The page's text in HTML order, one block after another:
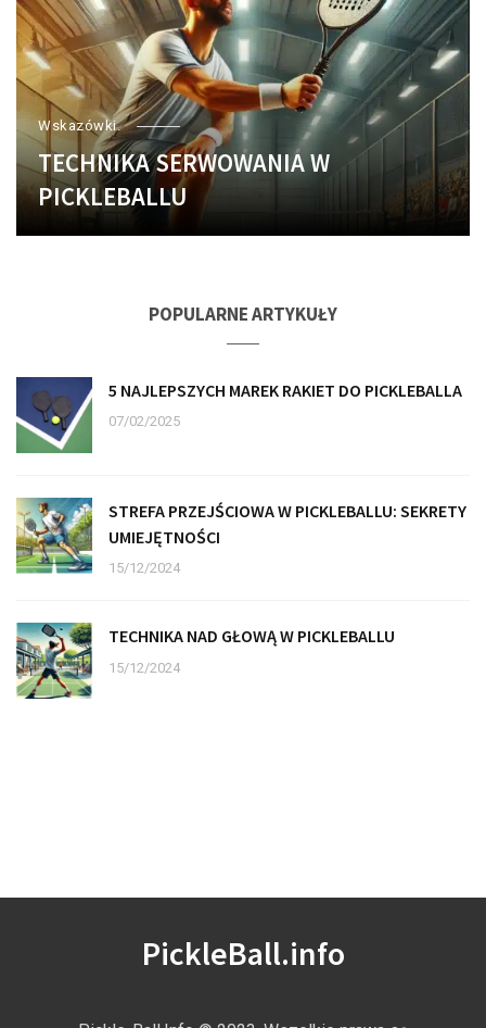
Wskazówki.
TECHNIKA SERWOWANIA W
PICKLEBALLU
POPULARNE ARTYKUŁY
5 NAJLEPSZYCH MAREK RAKIET DO PICKLEBALLA
07/02/2025
STREFA PRZEJŚCIOWA W PICKLEBALLU: SEKRETY
UMIEJĘTNOŚCI
15/12/2024
TECHNIKA NAD GŁOWĄ W PICKLEBALLU
15/12/2024
PickleBall.info